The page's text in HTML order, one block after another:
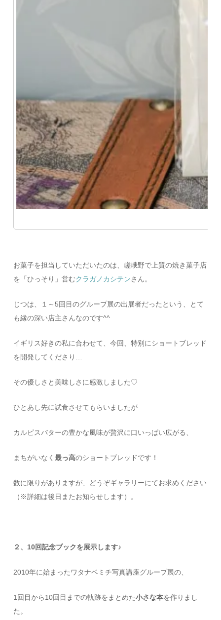
お菓子を担当していただいたのは、嵯峨野で上質の焼き菓子店
を「ひっそり」営むクラガノカシテンさん。
じつは、１～5回目のグループ展の出展者だったという、とて
も縁の深い店主さんなのです^^
イギリス好きの私に合わせて、今回、特別にショートブレッド
を開発してくださり…
その優しさと美味しさに感激しました♡
ひとあし先に試食させてもらいましたが
カルピスバターの豊かな風味が贅沢に口いっぱい広がる、
まちがいなく最っ高のショートブレッドです！
数に限りがありますが、どうぞギャラリーにてお求めください
（※詳細は後日またお知らせします）。
２、10回記念ブックを展示します♪
2010年に始まったワタナベミチ写真講座グループ展の、
1回目から10回目までの軌跡をまとめた小さな本を作りまし
た。